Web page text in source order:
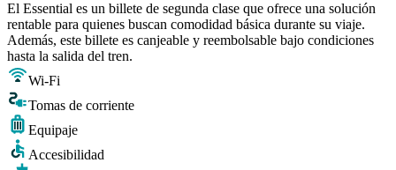
El Essential es un billete de segunda clase que ofrece una solución
rentable para quienes buscan comodidad básica durante su viaje.
Además, este billete es canjeable y reembolsable bajo condiciones
hasta la salida del tren.
Wi-Fi
Tomas de corriente
Equipaje
Accesibilidad